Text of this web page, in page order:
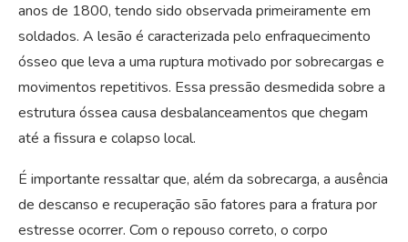
anos de 1800, tendo sido observada primeiramente em
soldados. A lesão é caracterizada pelo enfraquecimento
ósseo que leva a uma ruptura motivado por sobrecargas e
movimentos repetitivos. Essa pressão desmedida sobre a
estrutura óssea causa desbalanceamentos que chegam
até a fissura e colapso local.
É importante ressaltar que, além da sobrecarga, a ausência
de descanso e recuperação são fatores para a fratura por
estresse ocorrer. Com o repouso correto, o corpo